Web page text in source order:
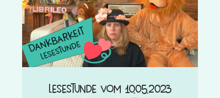
Lesestunde vom 10.05.2023